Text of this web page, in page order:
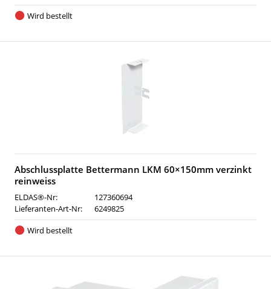
Wird bestellt
Abschlussplatte Bettermann LKM 60×150mm verzinkt
reinweiss
ELDAS®-Nr:
127360694
Lieferanten-Art-Nr:
6249825
Wird bestellt